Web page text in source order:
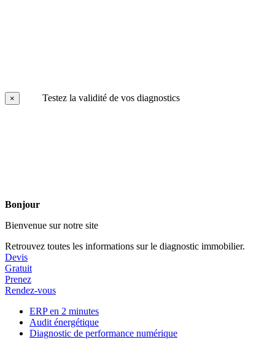
× Testez la validité de vos diagnostics
Bonjour
Bienvenue sur notre site
Retrouvez toutes les informations sur le diagnostic immobilier.
Devis
Gratuit
Prenez
Rendez-vous
ERP en 2 minutes
Audit énergétique
Diagnostic de performance numérique